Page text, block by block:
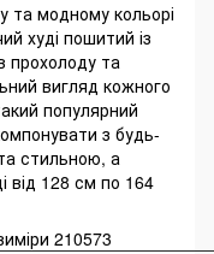
та модному кольорі
худі пошитий із
прохолоду та
вигляд кожного
популярний
з будь-
стильною, а
від 128 см по 164
210573